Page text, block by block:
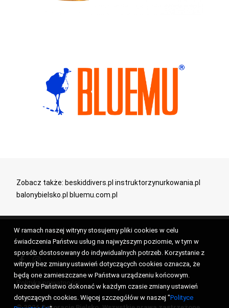
Zobacz także: beskiddivers.pl instruktorzynurkowania.pl
balonybielsko.pl bluemu.com.pl
Regulamin
Polityka prywatności
W ramach naszej witryny stosujemy pliki cookies w celu
świadczenia Państwu usług na najwyższym poziomie, w tym w
sposób dostosowany do indywidualnych potrzeb. Korzystanie z
witryny bez zmiany ustawień dotyczących cookies oznacza, że
będą one zamieszczane w Państwa urządzeniu końcowym.
Możecie Państwo dokonać w każdym czasie zmiany ustawień
dotyczących cookies. Więcej szczegółów w naszej "Polityce